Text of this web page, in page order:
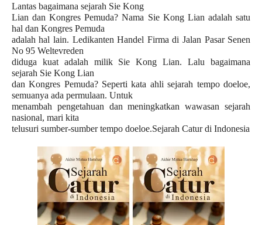
Lantas bagaimana sejarah Sie Kong
Lian dan Kongres Pemuda? Nama Sie Kong Lian adalah satu
hal dan Kongres Pemuda
adalah hal lain. Ledikanten Handel Firma di Jalan Pasar Senen
No 95 Weltevreden
diduga kuat adalah milik Sie Kong Lian. Lalu bagaimana
sejarah Sie Kong Lian
dan Kongres Pemuda? Seperti kata ahli sejarah tempo doeloe,
semuanya ada permulaan. Untuk
menambah pengetahuan dan meningkatkan wawasan sejarah
nasional, mari kita
telusuri sumber-sumber tempo doeloe.Sejarah Catur di Indonesia